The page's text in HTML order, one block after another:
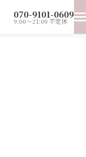
070-9101-0609
9:00～21:00 不定休